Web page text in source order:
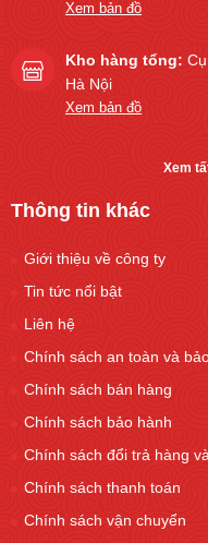
Xem bản đồ
Kho hàng tổng:
Hà Nội
Xem bản đồ
Xem
Thông tin khác
Giới thiệu về công ty
Tin tức nổi bật
Liên hệ
Chính sách an toàn và
Chính sách bán hàng
Chính sách bảo hành
Chính sách đổi trả hàng
Chính sách thanh toán
Chính sách vận chuyển